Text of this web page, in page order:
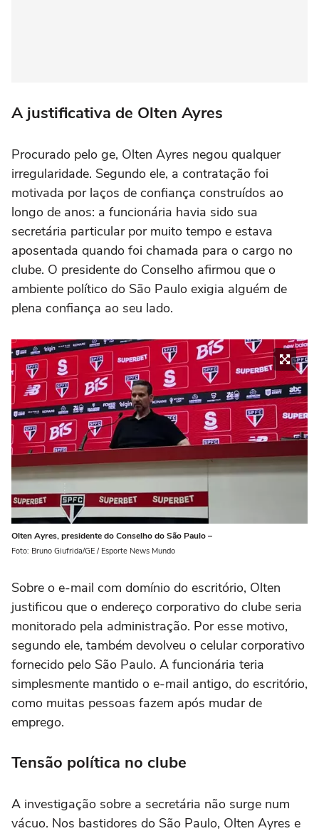
A justificativa de Olten Ayres
Procurado pelo ge, Olten Ayres negou qualquer
irregularidade. Segundo ele, a contratação foi
motivada por laços de confiança construídos ao
longo de anos: a funcionária havia sido sua
secretária particular por muito tempo e estava
aposentada quando foi chamada para o cargo no
clube. O presidente do Conselho afirmou que o
ambiente político do São Paulo exigia alguém de
plena confiança ao seu lado.
Olten Ayres, presidente do Conselho do São Paulo –
Foto: Bruno Giufrida/GE / Esporte News Mundo
Sobre o e-mail com domínio do escritório, Olten
justificou que o endereço corporativo do clube seria
monitorado pela administração. Por esse motivo,
segundo ele, também devolveu o celular corporativo
fornecido pelo São Paulo. A funcionária teria
simplesmente mantido o e-mail antigo, do escritório,
como muitas pessoas fazem após mudar de
emprego.
Tensão política no clube
A investigação sobre a secretária não surge num
vácuo. Nos bastidores do São Paulo, Olten Ayres e